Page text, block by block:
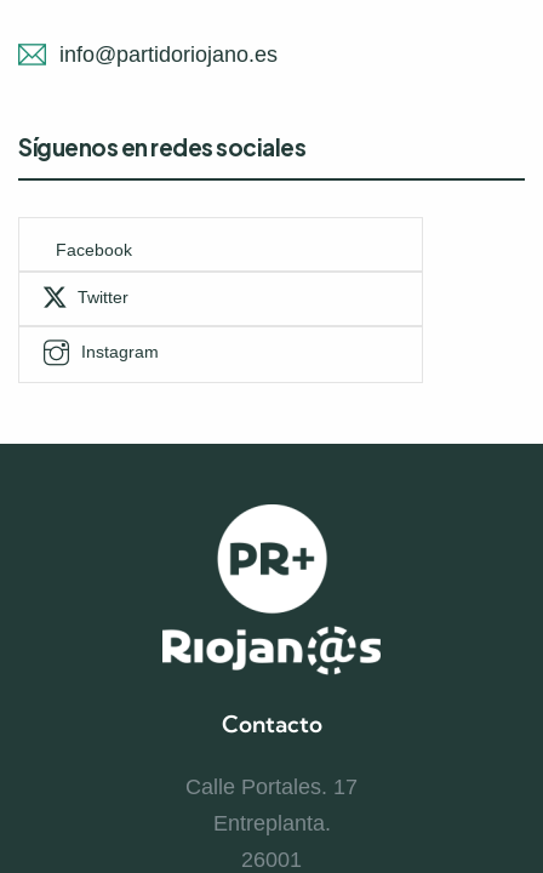
info@partidoriojano.es
Síguenos en redes sociales
Facebook
Twitter
Instagram
Contacto
Calle Portales. 17
Entreplanta.
26001